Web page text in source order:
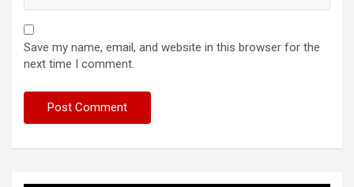
Save my name, email, and website in this browser for the
next time I comment.